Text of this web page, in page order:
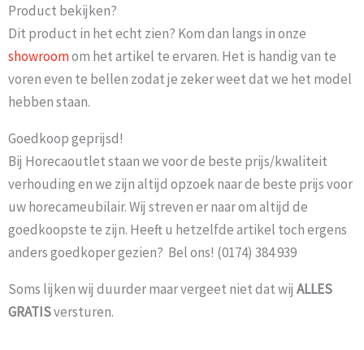
Product bekijken?
Dit product in het echt zien? Kom dan langs in onze
showroomom het artikel te ervaren. Het is handig van te
voren even te bellen zodat je zeker weet dat we het model
hebben staan.
Goedkoop geprijsd!
Bij Horecaoutlet staan we voor de beste prijs/kwaliteit
verhouding en we zijn altijd opzoek naar de beste prijs voor
uw horecameubilair. Wij streven er naar om altijd de
goedkoopste te zijn. Heeft u hetzelfde artikel toch ergens
anders goedkoper gezien? Bel ons! (0174) 384 939
Soms lijken wij duurder maar vergeet niet dat wij ALLES
GRATISversturen.